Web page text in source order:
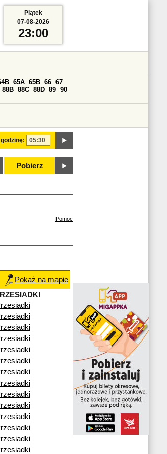
65A 65B 66 67
88B 88C 88D 89 90
Pobierz
Piątek
07-08-2026
23:00
Pomoc
Pokaż na mapie